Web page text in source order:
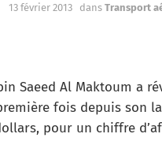
13 février 2013 dans Transport
Saeed Al Maktoum a
fois depuis son
pour un chiffre